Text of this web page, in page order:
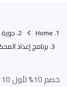
Home
دورة
برنامج إعداد
خصم 10% لأول 10 متدربين - كود الخصم earlybird25